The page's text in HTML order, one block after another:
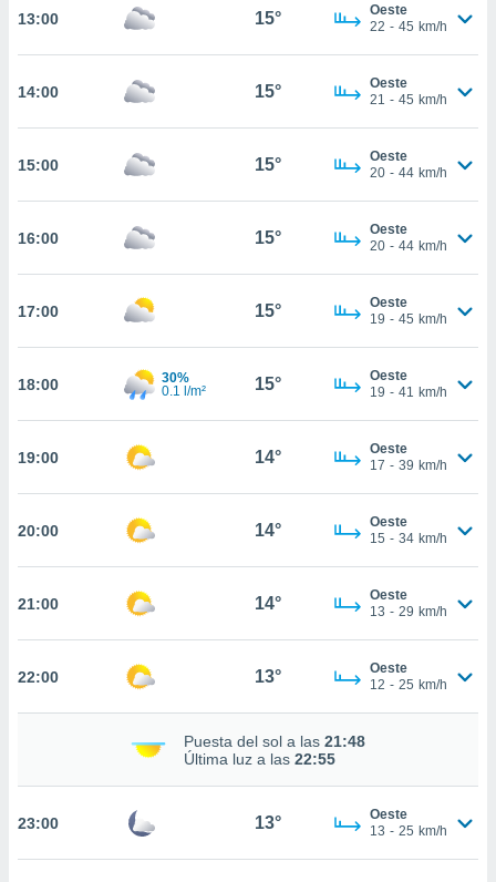
el sitio
o
aunque
Puedes
acceder a
abono
únicos
sitio
de
traten tus
su
13:00 15°
Oeste
22 - 45 km/h
14:00 15°
Oeste
21 - 45 km/h
15:00 15°
Oeste
20 - 44 km/h
16:00 15°
Oeste
20 - 44 km/h
17:00 15°
Oeste
19 - 45 km/h
18:00
30%
0.1 l/m²
15°
Oeste
19 - 41 km/h
19:00 14°
Oeste
17 - 39 km/h
20:00 14°
Oeste
15 - 34 km/h
21:00 14°
Oeste
13 - 29 km/h
22:00 13°
Oeste
12 - 25 km/h
Puesta del sol a las 21:48
Última luz a las 22:55
23:00 13°
Oeste
13 - 25 km/h